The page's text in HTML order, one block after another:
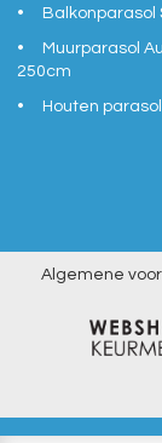
Balkonparasol
Muurparasol
250cm
Houten
Algemene